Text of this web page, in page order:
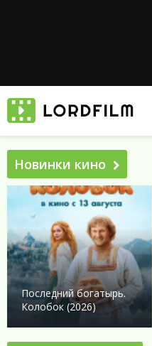
Новинки кино
Последний богатырь.
Колобок (2026)